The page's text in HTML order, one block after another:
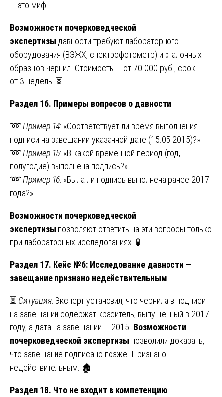
— это миф.
Возможности почерковедческой
экспертизы давности требуют лабораторного
оборудования (ВЭЖХ, спектрофотометр) и эталонных
образцов чернил. Стоимость — от 70 000 руб., срок —
от 3 недель. ⏳
Раздел 16. Примеры вопросов о давности
➿Пример 14: «Соответствует ли время выполнения
подписи на завещании указанной дате (15.05.2015)?»
➿Пример 15: «В какой временной период (год,
полугодие) выполнена подпись?»
➿Пример 16: «Была ли подпись выполнена ранее 2017
года?»
Возможности почерковедческой
экспертизы позволяют ответить на эти вопросы только
при лабораторных исследованиях. 🧪
Раздел 17. Кейс №6: Исследование давности —
завещание признано недействительным
⏳ Ситуация: Эксперт установил, что чернила в подписи
на завещании содержат краситель, выпущенный в 2017
году, а дата на завещании — 2015. Возможности
почерковедческой экспертизы позволили доказать,
что завещание подписано позже. Признано
недействительным. 🏚️
Раздел 18. Что не входит в компетенцию